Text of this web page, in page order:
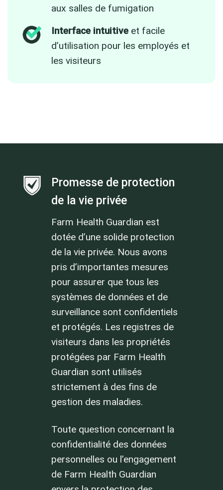
aux salles de fumigation
Interface intuitive et facile
d’utilisation pour les employés et
les visiteurs
Promesse de protection
de la vie privée
Farm Health Guardian est
dotée d’une solide protection
de la vie privée. Nous avons
pris d’importantes mesures
pour assurer que tous les
systèmes de données et de
surveillance sont confidentiels
et protégés. Les registres de
visiteurs dans les propriétés
protégées par Farm Health
Guardian sont utilisés
strictement à des fins de
gestion des maladies.
Toute question concernant la
confidentialité des données
personnelles ou l’engagement
de Farm Health Guardian